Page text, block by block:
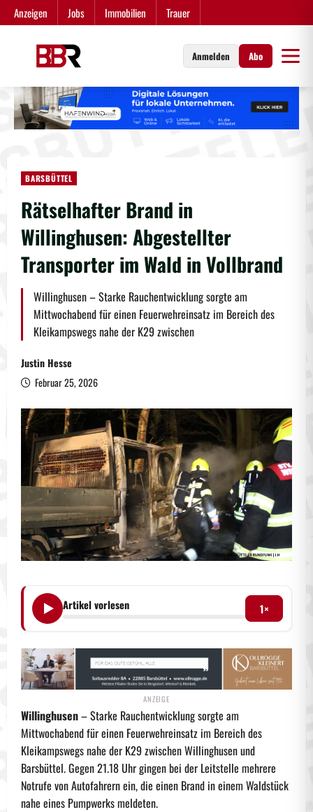
Zum
Inhalt
Anzeigen Jobs Immobilien Trauer
Anmelden Abo
BARSBÜTTEL
Rätselhafter Brand in
Willinghusen: Abgestellter
Transporter im Wald in Vollbrand
Willinghusen – Starke Rauchentwicklung sorgte am
Mittwochabend für einen Feuerwehreinsatz im Bereich des
Kleikampswegs nahe der K29 zwischen
Justin Hesse
Februar 25, 2026
Artikel vorlesen 1×
Willinghusen– Starke Rauchentwicklung sorgte am
Mittwochabend für einen Feuerwehreinsatz im Bereich des
Kleikampswegs nahe der K29 zwischen Willinghusen und
Barsbüttel. Gegen 21.18 Uhr gingen bei der Leitstelle mehrere
Notrufe von Autofahrern ein, die einen Brand in einem Waldstück
nahe eines Pumpwerks meldeten.